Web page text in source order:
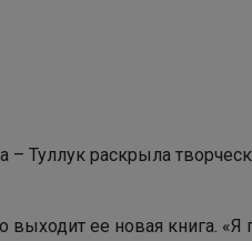
– Туллук раскрыла
ее новая книга.